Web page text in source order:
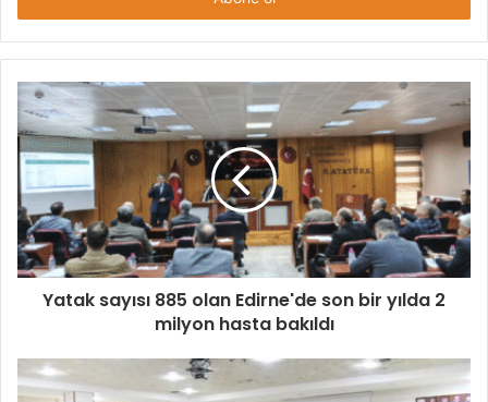
Yatak sayısı 885 olan Edirne'de son bir yılda 2
milyon hasta bakıldı